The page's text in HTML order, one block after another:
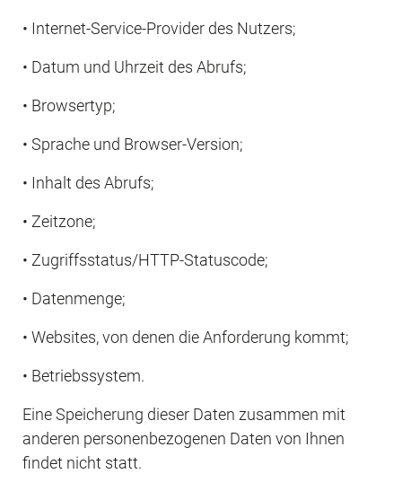
• Internet-Service-Provider des Nutzers;
• Datum und Uhrzeit des Abrufs;
• Browsertyp;
• Sprache und Browser-Version;
• Inhalt des Abrufs;
• Zeitzone;
• Zugriffsstatus/HTTP-Statuscode;
• Datenmenge;
• Websites, von denen die Anforderung kommt;
• Betriebssystem.
Eine Speicherung dieser Daten zusammen mit
anderen personenbezogenen Daten von Ihnen
findet nicht statt.